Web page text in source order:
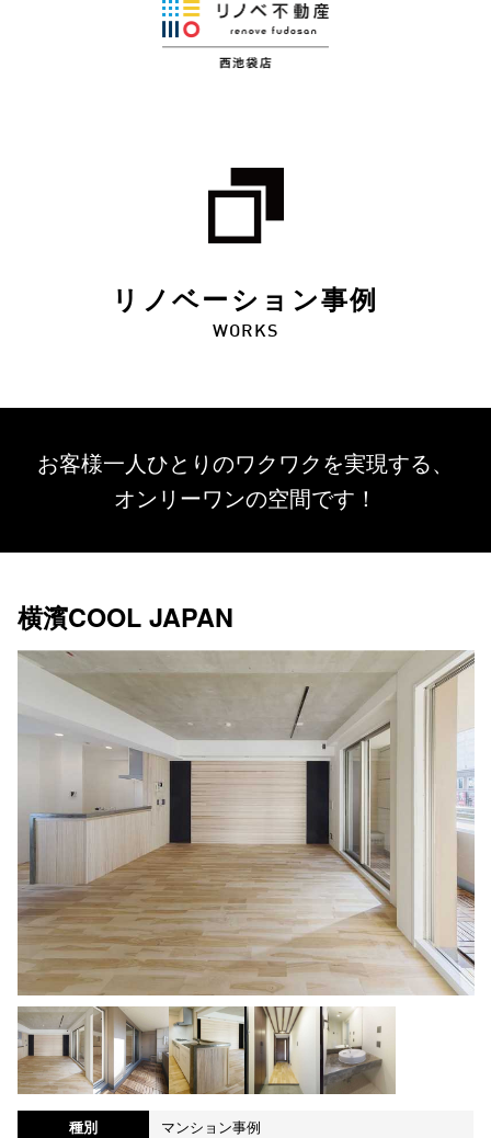
リノベーション事例
WORKS
お客様一人ひとりのワクワクを実現する、
オンリーワンの空間です！
横濱COOL JAPAN
種別
マンション事例